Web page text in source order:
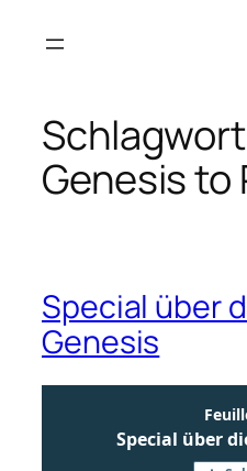
Inhalt
Genesis to
Special über
Genesis